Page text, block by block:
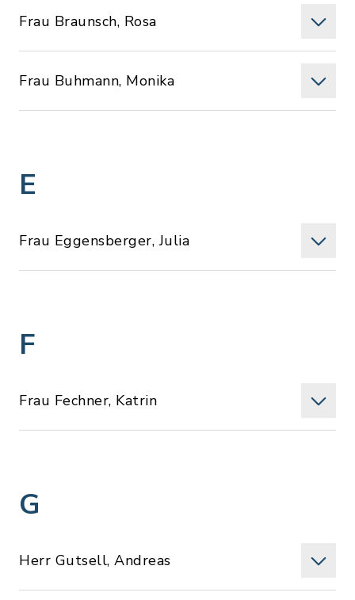
Frau Braunsch, Rosa
Frau Buhmann, Monika
E
Frau Eggensberger, Julia
F
Frau Fechner, Katrin
G
Herr Gutsell, Andreas